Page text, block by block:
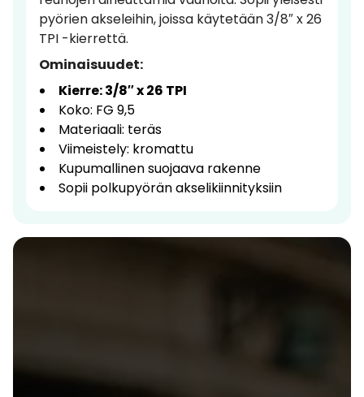
pyörien akseleihin, joissa käytetään 3/8″ x 26
TPI -kierrettä.
Ominaisuudet:
Kierre: 3/8″ x 26 TPI
Koko: FG 9,5
Materiaali: teräs
Viimeistely: kromattu
Kupumallinen suojaava rakenne
Sopii polkupyörän akselikiinnityksiin